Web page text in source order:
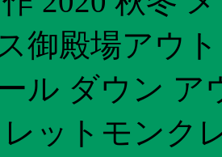
御殿場アウ
ル ダウン ア
ットモンク